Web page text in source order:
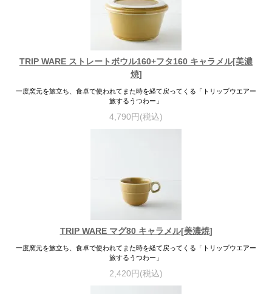
TRIP WARE ストレートボウル160+フタ160 キャラメル[美濃
焼]
一度窯元を旅立ち、食卓で使われてまた時を経て戻ってくる「トリップウエアー
旅するうつわー」
4,790円(税込)
TRIP WARE マグ80 キャラメル[美濃焼]
一度窯元を旅立ち、食卓で使われてまた時を経て戻ってくる「トリップウエアー
旅するうつわー」
2,420円(税込)